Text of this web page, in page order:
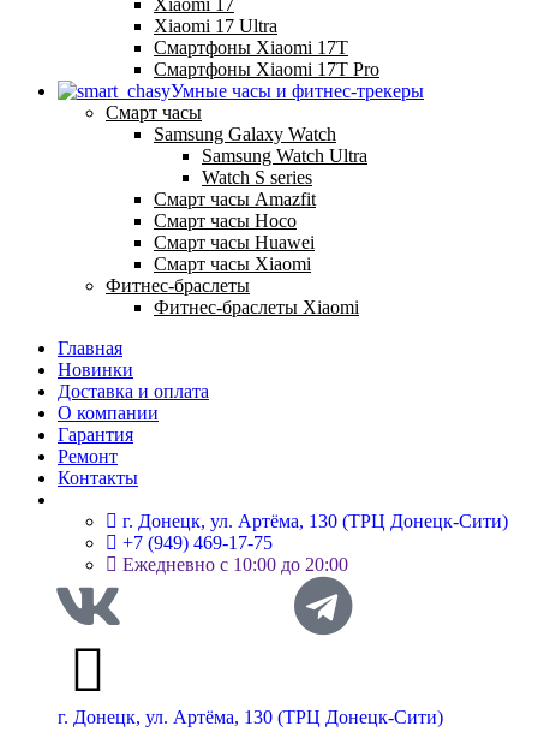
Xiaomi 17 Ultra
Смартфоны Xiaomi 17Т
Смартфоны Xiaomi 17Т Pro
Умные часы и фитнес-трекеры
Смарт часы
Samsung Galaxy Watch
Samsung Watch Ultra
Watch S series
Смарт часы Amazfit
Смарт часы Hoco
Смарт часы Huawei
Смарт часы Xiaomi
Фитнес-браслеты
Фитнес-браслеты Xiaomi
Главная
Новинки
Доставка и оплата
О компании
Гарантия
Ремонт
Контакты
г. Донецк, ул. Артёма, 130 (ТРЦ Донецк-Сити)
+7 (949) 469-17-75
Ежедневно с 10:00 до 20:00
г. Донецк, ул. Артёма, 130 (ТРЦ Донецк-Сити)